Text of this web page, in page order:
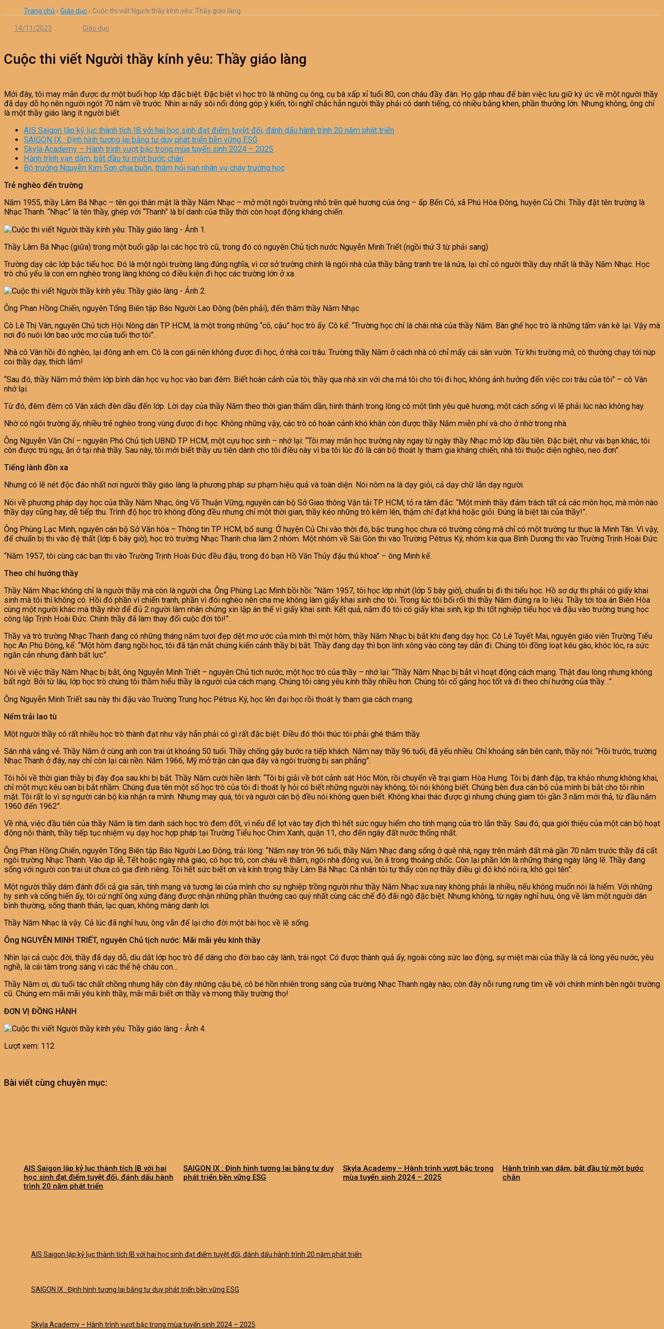
Trang chủ › Giáo dục › Cuộc thi viết Người thầy kính yêu: Thầy giáo làng
14/11/2023 Giáo dục
Cuộc thi viết Người thầy kính yêu: Thầy giáo làng
Mới đây, tôi may mắn được dự một buổi họp lớp đặc biệt. Đặc biệt vì học trò là những cụ ông, cụ bà xấp xỉ tuổi 80, con cháu đầy đàn. Họ gặp nhau để bàn việc lưu giữ ký ức về một người thầy
đã dạy dỗ họ nên người ngót 70 năm về trước. Nhìn ai nấy sôi nổi đóng góp ý kiến, tôi nghĩ chắc hẳn người thầy phải có danh tiếng, có nhiều bằng khen, phần thưởng lớn. Nhưng không, ông chỉ
là một thầy giáo làng ít người biết.
AIS Saigon lập kỷ lục thành tích IB với hai học sinh đạt điểm tuyệt đối, đánh dấu hành trình 20 năm phát triển
SAIGON IX : Định hình tương lai bằng tư duy phát triển bền vững ESG
Skyla Academy – Hành trình vượt bậc trong mùa tuyển sinh 2024 – 2025
Hành trình vạn dặm, bắt đầu từ một bước chân
Bộ trưởng Nguyễn Kim Sơn chia buồn, thăm hỏi nạn nhân vụ cháy trường học
Trẻ nghèo đến trường
Năm 1955, thầy Lâm Bá Nhạc – tên gọi thân mật là thầy Năm Nhạc – mở một ngôi trường nhỏ trên quê hương của ông – ấp Bến Cỏ, xã Phú Hòa Đông, huyện Củ Chi. Thầy đặt tên trường là
Nhạc Thanh. “Nhạc” là tên thầy, ghép với “Thanh” là bí danh của thầy thời còn hoạt động kháng chiến.
Thầy Lâm Bá Nhạc (giữa) trong một buổi gặp lại các học trò cũ, trong đó có nguyên Chủ tịch nước Nguyễn Minh Triết (ngồi thứ 3 từ phải sang)
Trường dạy các lớp bậc tiểu học. Đó là một ngôi trường làng đúng nghĩa, vì cơ sở trường chính là ngôi nhà của thầy bằng tranh tre lá nứa, lại chỉ có người thầy duy nhất là thầy Năm Nhạc. Học
trò chủ yếu là con em nghèo trong làng không có điều kiện đi học các trường lớn ở xa.
Ông Phan Hồng Chiến, nguyên Tổng Biên tập Báo Người Lao Động (bên phải), đến thăm thầy Năm Nhạc
Cô Lê Thị Vân, nguyên Chủ tịch Hội Nông dân TP HCM, là một trong những “cô, cậu” học trò ấy. Cô kể: “Trường học chỉ là chái nhà của thầy Năm. Bàn ghế học trò là những tấm ván kê lại. Vậy mà
nơi đó nuôi lớn bao ước mơ của tuổi thơ tôi”.
Nhà cô Vân hồi đó nghèo, lại đông anh em. Cô là con gái nên không được đi học, ở nhà coi trâu. Trường thầy Năm ở cách nhà cô chỉ mấy cái sân vườn. Từ khi trường mở, cô thường chạy tới núp
coi thầy dạy, thích lắm!
“Sau đó, thầy Năm mở thêm lớp bình dân học vụ học vào ban đêm. Biết hoàn cảnh của tôi, thầy qua nhà xin với cha má tôi cho tôi đi học, không ảnh hưởng đến việc coi trâu của tôi” – cô Vân
nhớ lại.
Từ đó, đêm đêm cô Vân xách đèn dầu đến lớp. Lời dạy của thầy Năm theo thời gian thấm dần, hình thành trong lòng cô một tình yêu quê hương, một cách sống vì lẽ phải lúc nào không hay.
Nhờ có ngôi trường ấy, nhiều trẻ nghèo trong vùng được đi học. Không những vậy, các trò có hoàn cảnh khó khăn còn được thầy Năm miễn phí và cho ở nhờ trong nhà.
Ông Nguyễn Văn Chí – nguyên Phó Chủ tịch UBND TP HCM, một cựu học sinh – nhớ lại: “Tôi may mắn học trường này ngay từ ngày thầy Nhạc mở lớp đầu tiên. Đặc biệt, như vài bạn khác, tôi
còn được trú ngụ, ăn ở tại nhà thầy. Sau này, tôi mới biết thầy ưu tiên dành cho tôi điều này vì ba tôi lúc đó là cán bộ thoát ly tham gia kháng chiến, nhà tôi thuộc diện nghèo, neo đơn”.
Tiếng lành đồn xa
Nhưng có lẽ nét độc đáo nhất nơi người thầy giáo làng là phương pháp sư phạm hiệu quả và toàn diện. Nói nôm na là dạy giỏi, cả dạy chữ lẫn dạy người.
Nói về phương pháp dạy học của thầy Năm Nhạc, ông Võ Thuận Vững, nguyên cán bộ Sở Giao thông Vận tải TP HCM, tỏ ra tâm đắc: “Một mình thầy đảm trách tất cả các môn học, mà môn nào
thầy dạy cũng hay, dễ tiếp thu. Trình độ học trò không đồng đều nhưng chỉ một thời gian, thầy kéo những trò kém lên, thậm chí đạt khá hoặc giỏi. Đúng là biệt tài của thầy!”.
Ông Phùng Lạc Minh, nguyên cán bộ Sở Văn hóa – Thông tin TP HCM, bổ sung: Ở huyện Củ Chi vào thời đó, bậc trung học chưa có trường công mà chỉ có một trường tư thục là Minh Tân. Vì vậy,
để chuẩn bị thi vào đệ thất (lớp 6 bây giờ), học trò trường Nhạc Thanh chia làm 2 nhóm. Một nhóm về Sài Gòn thi vào Trường Pétrus Ký, nhóm kia qua Bình Dương thi vào Trường Trịnh Hoài Đức.
“Năm 1957, tôi cùng các bạn thi vào Trường Trịnh Hoài Đức đều đậu, trong đó bạn Hồ Văn Thủy đậu thủ khoa” – ông Minh kể.
Theo chí hướng thầy
Thầy Năm Nhạc không chỉ là người thầy mà còn là người cha. Ông Phùng Lạc Minh bồi hồi: “Năm 1957, tôi học lớp nhứt (lớp 5 bây giờ), chuẩn bị đi thi tiểu học. Hồ sơ dự thi phải có giấy khai
sinh mà tôi thì không có. Hồi đó phần vì chiến tranh, phần vì đói nghèo nên cha mẹ không làm giấy khai sinh cho tôi. Trong lúc tôi bối rối thì thầy Năm đứng ra lo liệu. Thầy tới tòa án Biên Hòa
cùng một người khác mà thầy nhờ để đủ 2 người làm nhân chứng xin lập án thế vì giấy khai sinh. Kết quả, năm đó tôi có giấy khai sinh, kịp thi tốt nghiệp tiểu học và đậu vào trường trung học
công lập Trịnh Hoài Đức. Chính thầy đã làm thay đổi cuộc đời tôi!”.
Thầy và trò trường Nhạc Thanh đang có những tháng năm tươi đẹp dệt mơ ước của mình thì một hôm, thầy Năm Nhạc bị bắt khi đang dạy học. Cô Lê Tuyết Mai, nguyên giáo viên Trường Tiểu
học An Phú Đông, kể: “Một hôm đang ngồi học, tôi đã tận mắt chứng kiến cảnh thầy bị bắt. Thầy đang dạy thì bọn lính xông vào còng tay dẫn đi. Chúng tôi đồng loạt kêu gào, khóc lóc, ra sức
ngăn cản nhưng đành bất lực”.
Nói về việc thầy Năm Nhạc bị bắt, ông Nguyễn Minh Triết – nguyên Chủ tịch nước, một học trò của thầy – nhớ lại: “Thầy Năm Nhạc bị bắt vì hoạt động cách mạng. Thật đau lòng nhưng không
bất ngờ. Bởi từ lâu, lớp học trò chúng tôi thầm hiểu thầy là người của cách mạng. Chúng tôi càng yêu kính thầy nhiều hơn. Chúng tôi cố gắng học tốt và đi theo chí hướng của thầy…”.
Ông Nguyễn Minh Triết sau này thi đậu vào Trường Trung học Pétrus Ký, học lên đại học rồi thoát ly tham gia cách mạng.
Nếm trải lao tù
Một người thầy có rất nhiều học trò thành đạt như vậy hẳn phải có gì rất đặc biệt. Điều đó thôi thúc tôi phải ghé thăm thầy.
Sân nhà vắng vẻ. Thầy Năm ở cùng anh con trai út khoảng 50 tuổi. Thầy chống gậy bước ra tiếp khách. Năm nay thầy 96 tuổi, đã yếu nhiều. Chỉ khoảng sân bên cạnh, thầy nói: “Hồi trước, trường
Nhạc Thanh ở đây, nay chỉ còn lại cái nền. Năm 1966, Mỹ mở trận càn qua đây và ngôi trường bị san phẳng”.
Tôi hỏi về thời gian thầy bị đày đọa sau khi bị bắt. Thầy Năm cười hiền lành: “Tôi bị giải về bót cảnh sát Hóc Môn, rồi chuyển về trại giam Hòa Hưng. Tôi bị đánh đập, tra khảo nhưng không khai,
chỉ một mực kêu oan bị bắt nhầm. Chúng đưa tên một số học trò của tôi đi thoát ly hỏi có biết những người này không, tôi nói không biết. Chúng bèn đưa cán bộ của mình bị bắt cho tôi nhìn
mặt. Tôi rất lo vì sợ người cán bộ kia nhận ra mình. Nhưng may quá, tôi và người cán bộ đều nói không quen biết. Không khai thác được gì nhưng chúng giam tôi gần 3 năm mới thả, từ đầu năm
1960 đến 1962”.
Về nhà, việc đầu tiên của thầy Năm là tìm danh sách học trò đem đốt, vì nếu để lọt vào tay địch thì hết sức nguy hiểm cho tính mạng của trò lẫn thầy. Sau đó, qua giới thiệu của một cán bộ hoạt
động nội thành, thầy tiếp tục nhiệm vụ dạy học hợp pháp tại Trường Tiểu học Chim Xanh, quận 11, cho đến ngày đất nước thống nhất.
Ông Phan Hồng Chiến, nguyên Tổng Biên tập Báo Người Lao Động, trải lòng: “Năm nay tròn 96 tuổi, thầy Năm Nhạc đang sống ở quê nhà, ngay trên mảnh đất mà gần 70 năm trước thầy đã cất
ngôi trường Nhạc Thanh. Vào dịp lễ, Tết hoặc ngày nhà giáo, có học trò, con cháu về thăm, ngôi nhà đông vui, ồn ã trong thoáng chốc. Còn lại phần lớn là những tháng ngày lặng lẽ. Thầy đang
sống với người con trai út chưa có gia đình riêng. Tôi hết sức biết ơn và kính trọng thầy Lâm Bá Nhạc. Cá nhân tôi tự thấy còn nợ thầy điều gì đó khó nói ra, khó gọi tên”.
Một người thầy dám đánh đổi cả gia sản, tính mạng và tương lai của mình cho sự nghiệp trồng người như thầy Năm Nhạc xưa nay không phải là nhiều, nếu không muốn nói là hiếm. Với những
hy sinh và cống hiến ấy, tôi cứ nghĩ ông xứng đáng được nhận những phần thưởng cao quý nhất cùng các chế độ đãi ngộ đặc biệt. Nhưng không, từ ngày nghỉ hưu, ông về làm một người dân
bình thường, sống thanh thản, lạc quan, không màng danh lợi.
Thầy Năm Nhạc là vậy. Cả lúc đã nghỉ hưu, ông vẫn để lại cho đời một bài học về lẽ sống.
Ông NGUYỄN MINH TRIẾT, nguyên Chủ tịch nước: Mãi mãi yêu kính thầy
Nhìn lại cả cuộc đời, thầy đã dạy dỗ, dìu dắt lớp học trò để dâng cho đời bao cây lành, trái ngọt. Có được thành quả ấy, ngoài công sức lao động, sự miệt mài của thầy là cả lòng yêu nước, yêu
nghề, là cái tâm trong sáng vì các thế hệ cháu con…
Thầy Năm ơi, dù tuổi tác chất chồng nhưng hãy còn đây những cậu bé, cô bé hồn nhiên trong sáng của trường Nhạc Thanh ngày nào; còn đây nỗi rưng rưng tìm về với chính mình bên ngôi trường
cũ. Chúng em mãi mãi yêu kính thầy, mãi mãi biết ơn thầy và mong thầy trường thọ!
ĐƠN VỊ ĐỒNG HÀNH
Lượt xem: 112
Bài viết cùng chuyên mục:
AIS Saigon lập kỷ lục thành tích IB với hai
học sinh đạt điểm tuyệt đối, đánh dấu hành
trình 20 năm phát triển
SAIGON IX : Định hình tương lai bằng tư duy
phát triển bền vững ESG
Skyla Academy – Hành trình vượt bậc trong
mùa tuyển sinh 2024 – 2025
Hành trình vạn dặm, bắt đầu từ một bước
chân
AIS Saigon lập kỷ lục thành tích IB với hai học sinh đạt điểm tuyệt đối, đánh dấu hành trình 20 năm phát triển
SAIGON IX : Định hình tương lai bằng tư duy phát triển bền vững ESG
Skyla Academy – Hành trình vượt bậc trong mùa tuyển sinh 2024 – 2025